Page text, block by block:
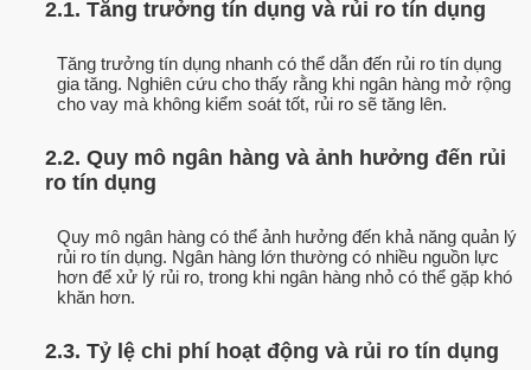
2.1. Tăng trưởng tín dụng và rủi ro tín dụng
Tăng trưởng tín dụng nhanh có thể dẫn đến rủi ro tín dụng
gia tăng. Nghiên cứu cho thấy rằng khi ngân hàng mở rộng
cho vay mà không kiểm soát tốt, rủi ro sẽ tăng lên.
2.2. Quy mô ngân hàng và ảnh hưởng đến rủi
ro tín dụng
Quy mô ngân hàng có thể ảnh hưởng đến khả năng quản lý
rủi ro tín dụng. Ngân hàng lớn thường có nhiều nguồn lực
hơn để xử lý rủi ro, trong khi ngân hàng nhỏ có thể gặp khó
khăn hơn.
2.3. Tỷ lệ chi phí hoạt động và rủi ro tín dụng